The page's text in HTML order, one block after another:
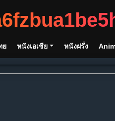
ย หนังเอเชีย หนังฝรั่ง